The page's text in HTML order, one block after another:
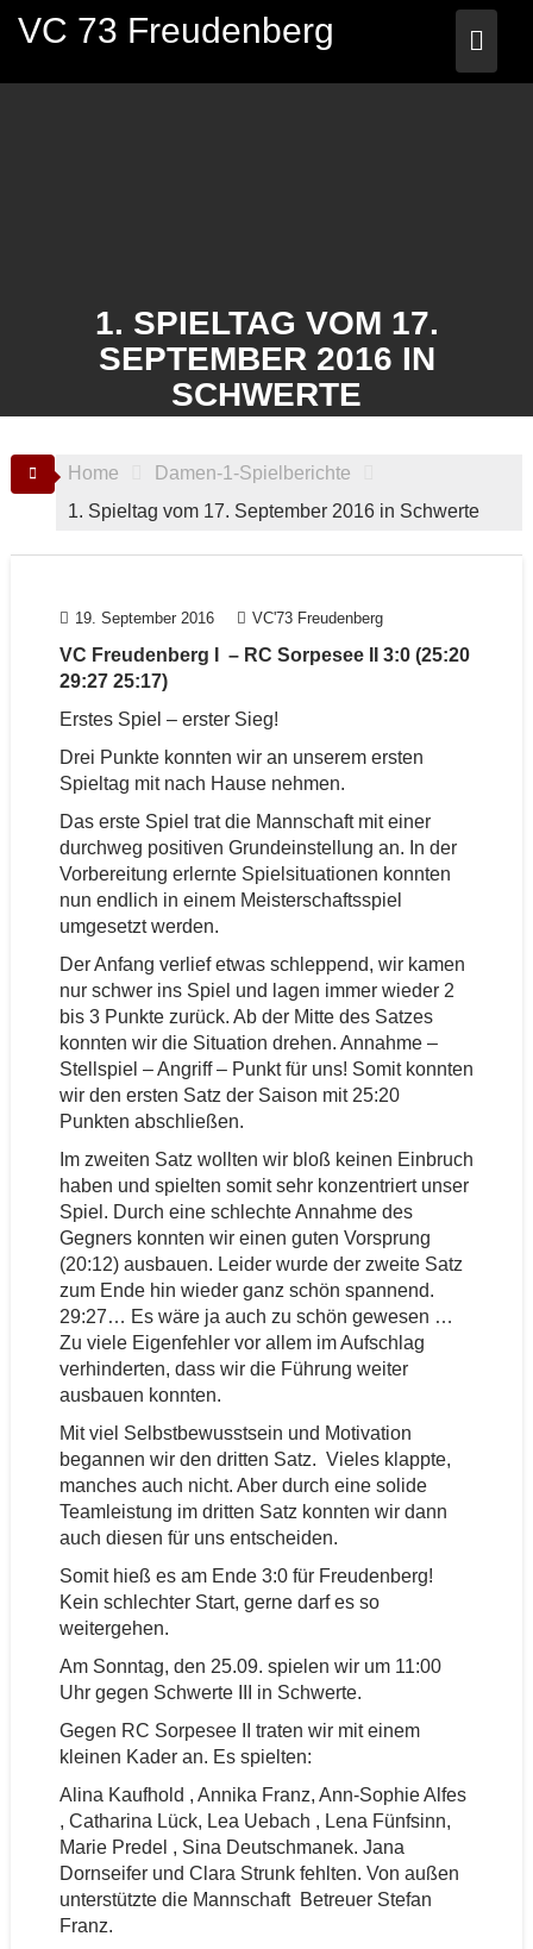
VC 73 Freudenberg
1. SPIELTAG VOM 17.
SEPTEMBER 2016 IN
SCHWERTE
Home
Damen-1-Spielberichte
1. Spieltag vom 17. September 2016 in Schwerte
19. September 2016 VC'73 Freudenberg
VC Freudenberg I – RC Sorpesee II 3:0 (25:20
29:27 25:17)
Erstes Spiel – erster Sieg!
Drei Punkte konnten wir an unserem ersten
Spieltag mit nach Hause nehmen.
Das erste Spiel trat die Mannschaft mit einer
durchweg positiven Grundeinstellung an. In der
Vorbereitung erlernte Spielsituationen konnten
nun endlich in einem Meisterschaftsspiel
umgesetzt werden.
Der Anfang verlief etwas schleppend, wir kamen
nur schwer ins Spiel und lagen immer wieder 2
bis 3 Punkte zurück. Ab der Mitte des Satzes
konnten wir die Situation drehen. Annahme –
Stellspiel – Angriff – Punkt für uns! Somit konnten
wir den ersten Satz der Saison mit 25:20
Punkten abschließen.
Im zweiten Satz wollten wir bloß keinen Einbruch
haben und spielten somit sehr konzentriert unser
Spiel. Durch eine schlechte Annahme des
Gegners konnten wir einen guten Vorsprung
(20:12) ausbauen. Leider wurde der zweite Satz
zum Ende hin wieder ganz schön spannend.
29:27… Es wäre ja auch zu schön gewesen …
Zu viele Eigenfehler vor allem im Aufschlag
verhinderten, dass wir die Führung weiter
ausbauen konnten.
Mit viel Selbstbewusstsein und Motivation
begannen wir den dritten Satz. Vieles klappte,
manches auch nicht. Aber durch eine solide
Teamleistung im dritten Satz konnten wir dann
auch diesen für uns entscheiden.
Somit hieß es am Ende 3:0 für Freudenberg!
Kein schlechter Start, gerne darf es so
weitergehen.
Am Sonntag, den 25.09. spielen wir um 11:00
Uhr gegen Schwerte III in Schwerte.
Gegen RC Sorpesee II traten wir mit einem
kleinen Kader an. Es spielten:
Alina Kaufhold , Annika Franz, Ann-Sophie Alfes
, Catharina Lück, Lea Uebach , Lena Fünfsinn,
Marie Predel , Sina Deutschmanek. Jana
Dornseifer und Clara Strunk fehlten. Von außen
unterstützte die Mannschaft Betreuer Stefan
Franz.